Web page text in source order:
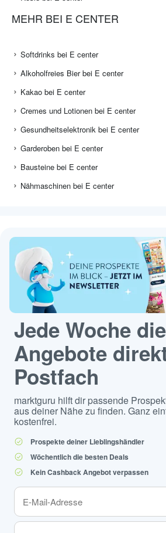
MEHR BEI E CENTER
Softdrinks bei E center
Alkoholfreies Bier bei E center
Kakao bei E center
Cremes und Lotionen bei E center
Gesundheitselektronik bei E center
Garderoben bei E center
Bausteine bei E center
Nähmaschinen bei E center
Jede Woche
Angebote
Postfach
marktguru hilft dir passende
aus deiner Nähe zu finden. Ganz
kostenfrei.
Prospekte deiner Lieblingshändler
Wöchentlich die besten Deals
Kein Cashback Angebot verpassen